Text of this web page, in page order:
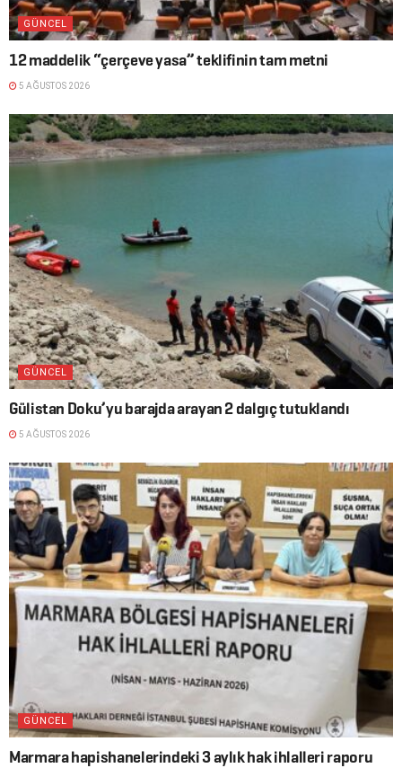
GÜNCEL
12 maddelik “çerçeve yasa” teklifinin tam metni
5 AĞUSTOS 2026
GÜNCEL
Gülistan Doku’yu barajda arayan 2 dalgıç tutuklandı
5 AĞUSTOS 2026
GÜNCEL
Marmara hapishanelerindeki 3 aylık hak ihlalleri raporu